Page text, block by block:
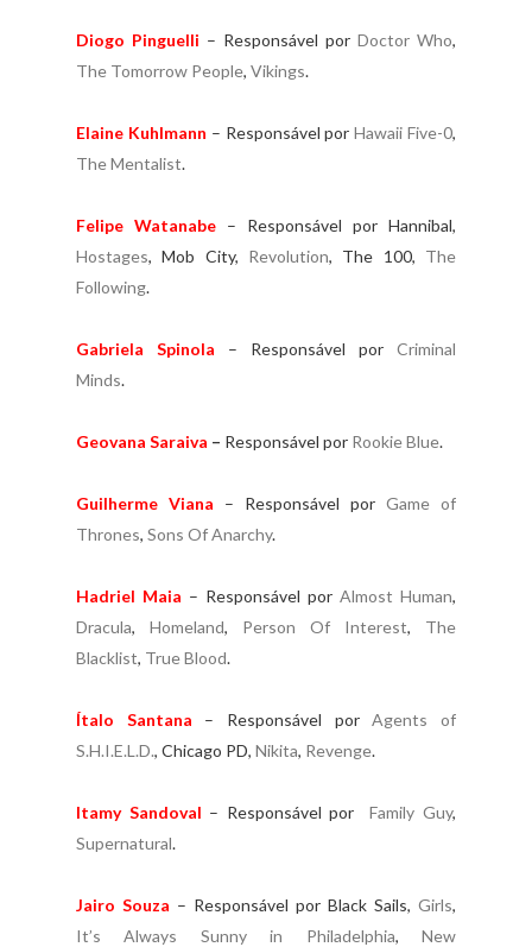
Diogo Pinguelli – Responsável por Doctor Who,
The Tomorrow People, Vikings.
Elaine Kuhlmann – Responsável porHawaii Five-0,
The Mentalist.
Felipe Watanabe – Responsável por Hannibal,
Hostages, Mob City, Revolution, The 100, The
Following.
Gabriela Spinola – Responsável por Criminal
Minds.
Geovana Saraiva – Responsável por Rookie Blue.
Guilherme Viana – Responsável por Game of
Thrones, Sons Of Anarchy.
Hadriel Maia – Responsável por Almost Human,
Dracula, Homeland, Person Of Interest, The
Blacklist, True Blood.
Ítalo Santana – Responsável porAgents of
S.H.I.E.L.D., Chicago PD, Nikita, Revenge.
Itamy Sandoval – Responsável porFamily Guy,
Supernatural.
Jairo Souza – Responsável por Black Sails, Girls,
It’s Always Sunny in Philadelphia,New